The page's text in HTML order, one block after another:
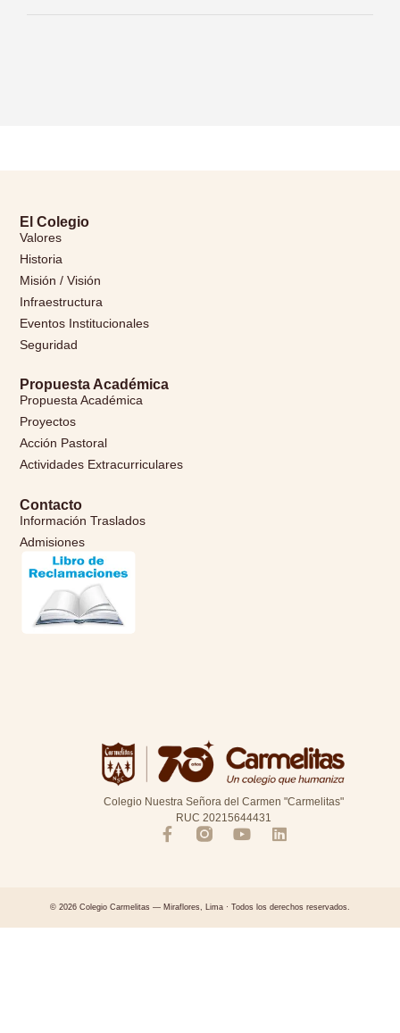
Colegio Nuestra Señora del Carmen "Carmelitas"
RUC 20215644431
El Colegio
Valores
Historia
Misión / Visión
Infraestructura
Eventos Institucionales
Seguridad
Propuesta Académica
Propuesta Académica
Proyectos
Acción Pastoral
Actividades Extracurriculares
Contacto
Información Traslados
Admisiones
© 2026 Colegio Carmelitas — Miraflores, Lima · Todos los derechos reservados.